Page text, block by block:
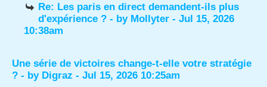
Re: Les paris en direct demandent-ils plus
d'expérience ? - by Mollyter - Jul 15, 2026
10:38am
Une série de victoires change-t-elle votre stratégie
? - by Digraz - Jul 15, 2026 10:25am